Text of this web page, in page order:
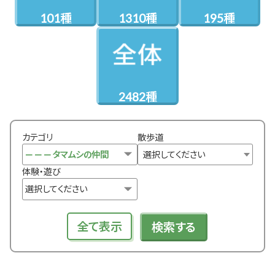
101種 1310種 195種
2482種
カテゴリ
散歩道
選択してください
体験・遊び
全て表示 検索する